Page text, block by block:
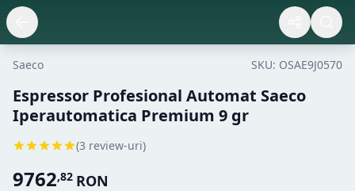
Saeco SKU: OSAE9J0570
Espressor Profesional Automat Saeco
Iperautomatica Premium 9 gr
(3 review-uri)
9762,82 RON